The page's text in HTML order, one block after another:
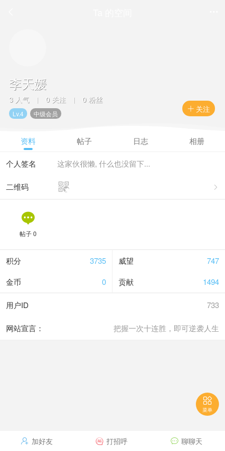
 关注
李天媛
3 人气 | 0 关注 | 0 粉丝
Lv.4 中级会员
资料 帖子 日志 相册
这家伙很懒, 什么也没留下...
个人签名


二维码

帖子 0
3735
积分 747
威望
0
金币 1494
贡献
733
用户ID
把握一次十连胜，即可逆袭人生
网站宣言：
 加好友  打招呼  聊聊天

菜单